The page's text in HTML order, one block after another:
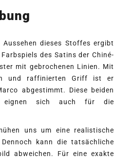
dieses Stoffes ergibt
des Satins der Chiné-
mit gebrochenen Linien. Mit
und raffinierten Griff ist er
abgestimmt. Diese beiden
eignen sich auch für die
uns um eine realistische
kann die tatsächliche
abweichen. Für eine exakte